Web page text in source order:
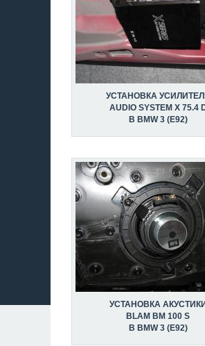
УСТАНОВКА
AUDIO SYSTEM X 75.4
В BMW 3 (E92)
УСТАНОВКА
BLAM BM 100 S
В BMW 3 (E92)